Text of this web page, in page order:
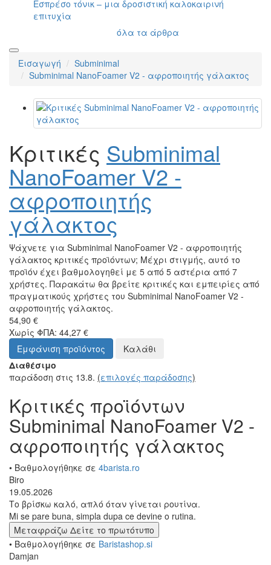
Εσπρέσο τόνικ – μια δροσιστική καλοκαιρινή
επιτυχία
όλα τα άρθρα
Εισαγωγή
Subminimal
Subminimal NanoFoamer V2 - αφροποιητής γάλακτος
Κριτικές Subminimal
NanoFoamer V2 -
αφροποιητής
γάλακτος
Ψάχνετε για Subminimal NanoFoamer V2 - αφροποιητής
γάλακτος κριτικές προϊόντων; Μέχρι στιγμής, αυτό το
προϊόν έχει βαθμολογηθεί με 5 από 5 αστέρια από 7
χρήστες. Παρακάτω θα βρείτε κριτικές και εμπειρίες από
πραγματικούς χρήστες του Subminimal NanoFoamer V2 -
αφροποιητής γάλακτος.
54,90 €
Χωρίς ΦΠΑ: 44,27 €
Εμφάνιση προϊόντος
Καλάθι
Διαθέσιμο
παράδοση στις 13.8. (επιλογές παράδοσης)
Κριτικές προϊόντων
Subminimal NanoFoamer V2 -
αφροποιητής γάλακτος
• Βαθμολογήθηκε σε 4barista.ro
Biro
19.05.2026
Το βρίσκω καλό, απλό όταν γίνεται ρουτίνα.
Mi se pare buna, simpla dupa ce devine o rutina.
Μεταφράζω Δείτε το πρωτότυπο
• Βαθμολογήθηκε σε Baristashop.si
Damjan